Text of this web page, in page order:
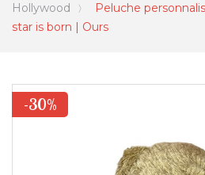
Hollywood
Peluche
star is born | Ours
-30%